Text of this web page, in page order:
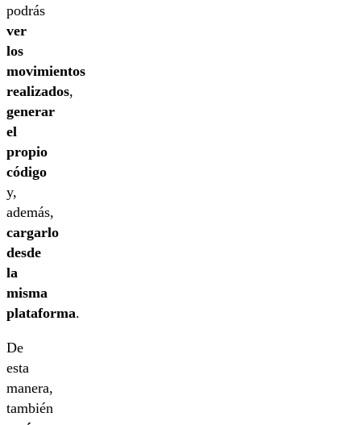
podrás
ver
los
movimientos
realizados,
generar
el
propio
código
y,
además,
cargarlo
desde
la
misma
plataforma.
De
esta
manera,
también